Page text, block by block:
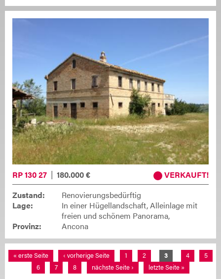
RP 130 27 180.000 €
VERKAUFT
Zustand:
Renovierungsbedürftig
Lage:
In einer Hügellandschaft, Alleinlage mit
freien und schönem Panorama,
Provinz:
Ancona
Seiten
« erste Seite ‹ vorherige Seite 1 2 3 4
5
6
7 8 nächste Seite › letzte Seite »